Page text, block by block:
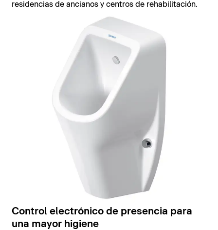
residencias de ancianos y centros de rehabilitación.
Control electrónico de presencia para
una mayor higiene